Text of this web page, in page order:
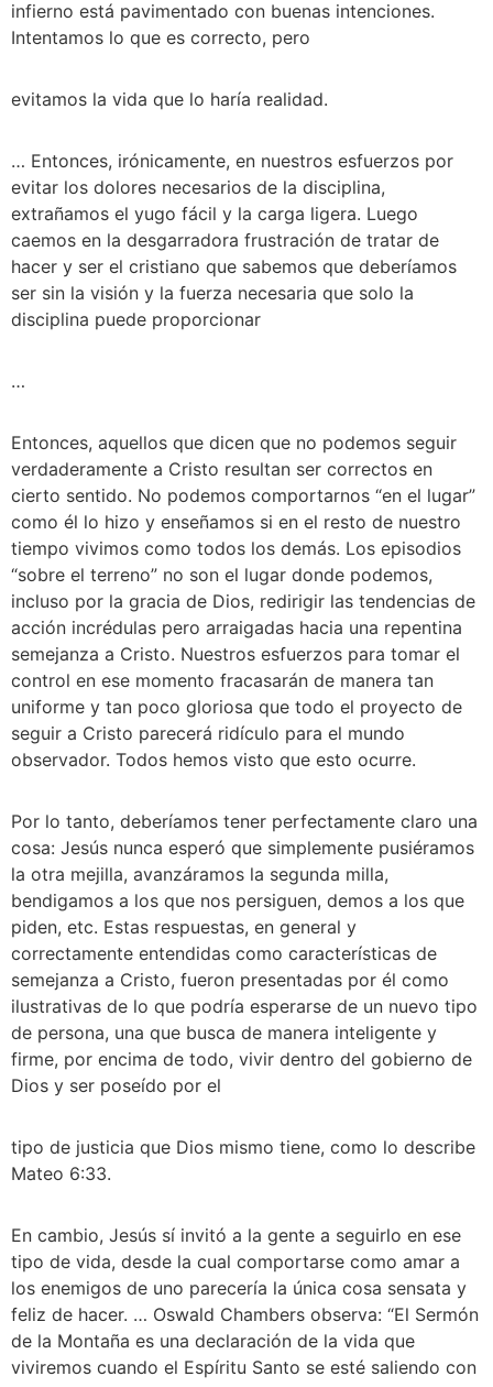
infierno está pavimentado con buenas intenciones.
Intentamos lo que es correcto, pero
evitamos la vida que lo haría realidad.
… Entonces, irónicamente, en nuestros esfuerzos por
evitar los dolores necesarios de la disciplina,
extrañamos el yugo fácil y la carga ligera. Luego
caemos en la desgarradora frustración de tratar de
hacer y ser el cristiano que sabemos que deberíamos
ser sin la visión y la fuerza necesaria que solo la
disciplina puede proporcionar
…
Entonces, aquellos que dicen que no podemos seguir
verdaderamente a Cristo resultan ser correctos en
cierto sentido. No podemos comportarnos “en el lugar”
como él lo hizo y enseñamos si en el resto de nuestro
tiempo vivimos como todos los demás. Los episodios
“sobre el terreno” no son el lugar donde podemos,
incluso por la gracia de Dios, redirigir las tendencias de
acción incrédulas pero arraigadas hacia una repentina
semejanza a Cristo. Nuestros esfuerzos para tomar el
control en ese momento fracasarán de manera tan
uniforme y tan poco gloriosa que todo el proyecto de
seguir a Cristo parecerá ridículo para el mundo
observador. Todos hemos visto que esto ocurre.
Por lo tanto, deberíamos tener perfectamente claro una
cosa: Jesús nunca esperó que simplemente pusiéramos
la otra mejilla, avanzáramos la segunda milla,
bendigamos a los que nos persiguen, demos a los que
piden, etc. Estas respuestas, en general y
correctamente entendidas como características de
semejanza a Cristo, fueron presentadas por él como
ilustrativas de lo que podría esperarse de un nuevo tipo
de persona, una que busca de manera inteligente y
firme, por encima de todo, vivir dentro del gobierno de
Dios y ser poseído por el
tipo de justicia que Dios mismo tiene, como lo describe
Mateo 6:33.
En cambio, Jesús sí invitó a la gente a seguirlo en ese
tipo de vida, desde la cual comportarse como amar a
los enemigos de uno parecería la única cosa sensata y
feliz de hacer. … Oswald Chambers observa: “El Sermón
de la Montaña es una declaración de la vida que
viviremos cuando el Espíritu Santo se esté saliendo con